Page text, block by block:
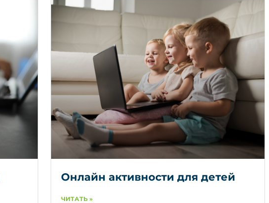
Онлайн активности для детей
ЧИТАТЬ »